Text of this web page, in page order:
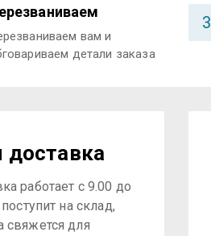
вам и
детали заказа
3
доставка
работает с 9.00 до
на склад,
свяжется для